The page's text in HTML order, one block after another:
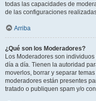
todas las capacidades de
de las configuraciones
Arriba
¿Qué son los Moderadores?
Los Moderadores son
día a día. Tienen la autoridad
moverlos, borrar y separar
moderadores están presentes
tratado o publiquen spam y/o